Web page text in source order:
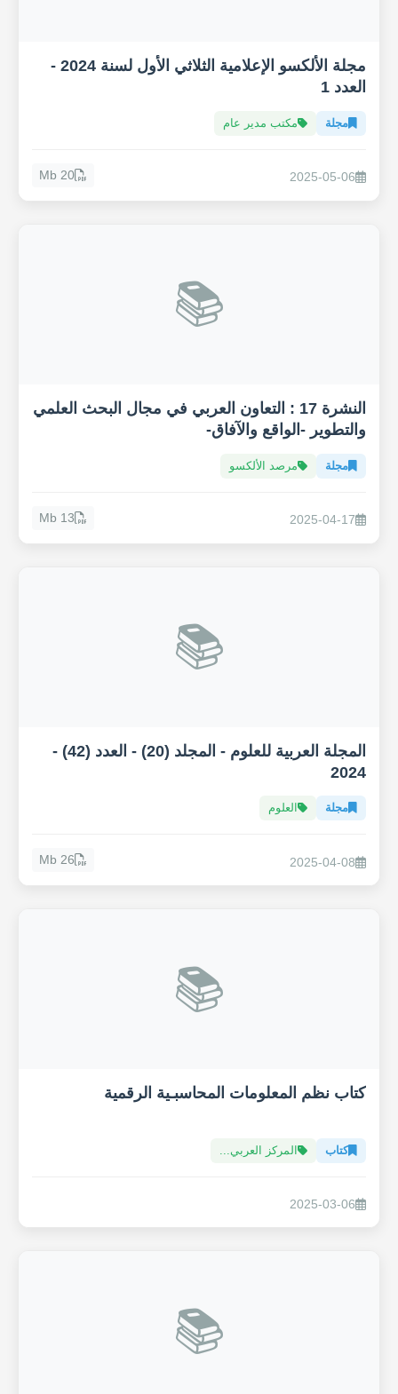
مجلة الألكسو الإعلامية الثلاثي الأول لسنة 2024 -
العدد 1
مجلة مكتب مدير عام
2025-05-06
20 Mb
📚
النشرة 17 : التعاون العربي في مجال البحث العلمي
والتطوير -الواقع والآفاق-
مجلة مرصد الألكسو
2025-04-17
13 Mb
📚
المجلة العربية للعلوم - المجلد (20) - العدد (42) -
2024
مجلة العلوم
2025-04-08
26 Mb
📚
كتاب نظم المعلومات المحاسبـية الرقمية
كتاب المركز العربي...
2025-03-06
📚